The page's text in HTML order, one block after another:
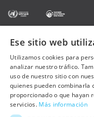
OTRAS PÁGINAS
Contacto
Preguntas frecuentes
Trabaja con nosotros
Ese sitio web
Utilizamos cookies para
analizar nuestro tráfico.
uso de nuestro sitio con
quienes pueden combinarla
proporcionado o que hayan
servicios. Más información